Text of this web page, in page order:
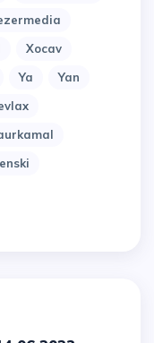
Xocav
Ya
Yan